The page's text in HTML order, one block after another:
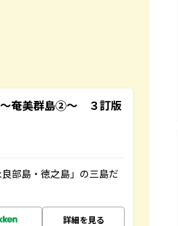
奄美群島②～ ３訂版
部島・徳之島」の三島だ
詳細を見る